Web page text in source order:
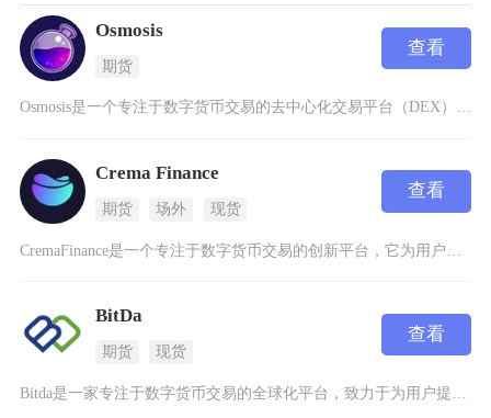
Osmosis
期货
查看
Osmosis是一个专注于数字货币交易的去中心化交易平台（DEX），它建立在Cosmos生
Crema Finance
期货 场外 现货
查看
BitDa
期货 现货
查看